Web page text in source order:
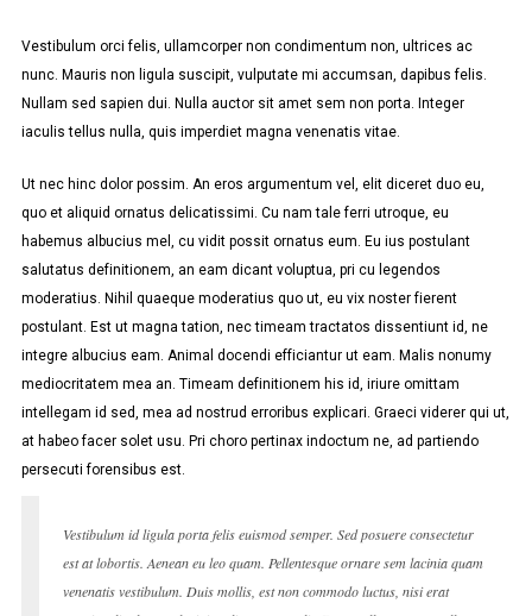
Vestibulum orci felis, ullamcorper non condimentum non, ultrices ac
nunc. Mauris non ligula suscipit, vulputate mi accumsan, dapibus felis.
Nullam sed sapien dui. Nulla auctor sit amet sem non porta. Integer
iaculis tellus nulla, quis imperdiet magna venenatis vitae.
Ut nec hinc dolor possim. An eros argumentum vel, elit diceret duo eu,
quo et aliquid ornatus delicatissimi. Cu nam tale ferri utroque, eu
habemus albucius mel, cu vidit possit ornatus eum. Eu ius postulant
salutatus definitionem, an eam dicant voluptua, pri cu legendos
moderatius. Nihil quaeque moderatius quo ut, eu vix noster fierent
postulant. Est ut magna tation, nec timeam tractatos dissentiunt id, ne
integre albucius eam. Animal docendi efficiantur ut eam. Malis nonumy
mediocritatem mea an. Timeam definitionem his id, iriure omittam
intellegam id sed, mea ad nostrud erroribus explicari. Graeci viderer qui ut,
at habeo facer solet usu. Pri choro pertinax indoctum ne, ad partiendo
persecuti forensibus est.
Vestibulum id ligula porta felis euismod semper. Sed posuere consectetur
est at lobortis. Aenean eu leo quam. Pellentesque ornare sem lacinia quam
venenatis vestibulum. Duis mollis, est non commodo luctus, nisi erat